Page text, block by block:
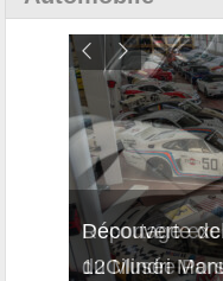
Découverte
12Cilindri